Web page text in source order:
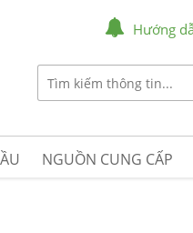
Hướng
NGUỒN CUNG CẤP